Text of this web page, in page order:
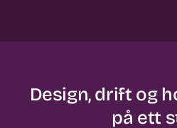
Design, drift og
på ett